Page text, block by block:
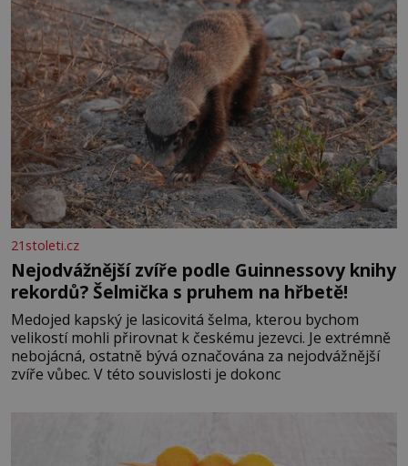
21stoleti.cz
Nejodvážnější zvíře podle Guinnessovy knihy
rekordů? Šelmička s pruhem na hřbetě!
Medojed kapský je lasicovitá šelma, kterou bychom
velikostí mohli přirovnat k českému jezevci. Je extrémně
nebojácná, ostatně bývá označována za nejodvážnější
zvíře vůbec. V této souvislosti je dokonc